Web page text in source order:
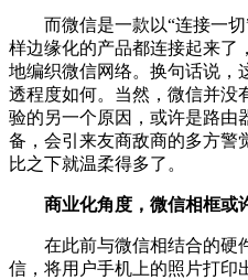
而微信是一款以“连接一切
样边缘化的产品都连接起来了
地编织微信网络。换句话说，
透程度如何。当然，微信并没
验的另一个原因，或许是路由
备，会引来友商敌商的多方警
比之下就温柔得多了。
商业化角度，微信相框或
在此前与微信相结合的硬
信，将用户手机上的照片打印